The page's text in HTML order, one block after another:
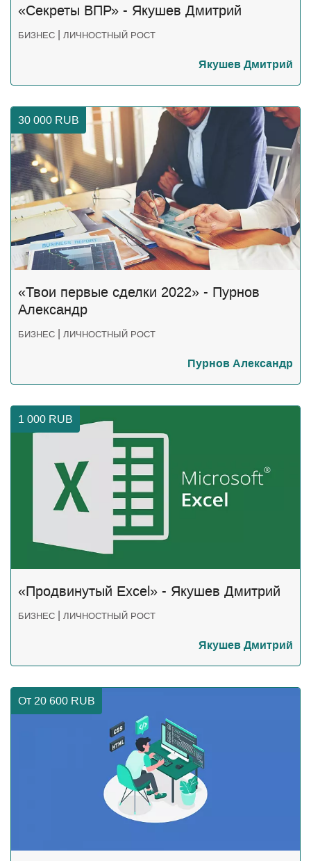
«Секреты ВПР» - Якушев Дмитрий
БИЗНЕС | ЛИЧНОСТНЫЙ РОСТ
Якушев Дмитрий
30 000 RUB
«Твои первые сделки 2022» - Пурнов
Александр
БИЗНЕС | ЛИЧНОСТНЫЙ РОСТ
Пурнов Александр
1 000 RUB
«Продвинутый Excel» - Якушев Дмитрий
БИЗНЕС | ЛИЧНОСТНЫЙ РОСТ
Якушев Дмитрий
От 20 600 RUB